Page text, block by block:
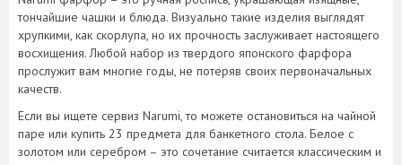
тончайшие чашки и блюда. Визуально такие изделия выглядят
хрупкими, как скорлупа, но их прочность заслуживает настоящего
восхищения. Любой набор из твердого японского фарфора
прослужит вам многие годы, не потеряв своих первоначальных
качеств.
Если вы ищете сервиз Narumi, то можете остановиться на чайной
паре или купить 23 предмета для банкетного стола. Белое с
золотом или серебром – это сочетание считается классическим и